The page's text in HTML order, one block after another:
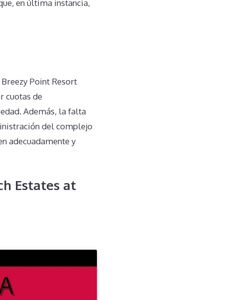
en última instancia,
Point Resort
cuotas de
Además, la falta
del complejo
adecuadamente y
Estates at